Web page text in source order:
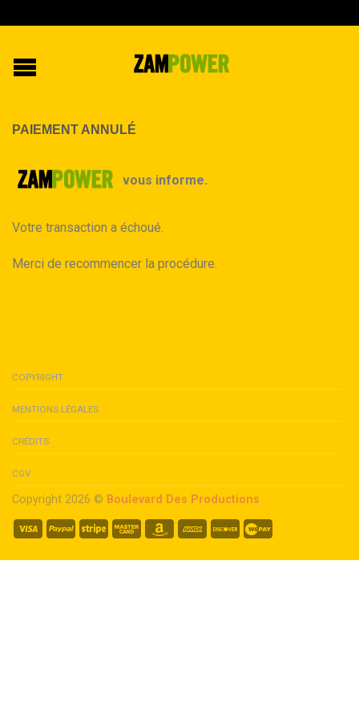
PAIEMENT ANNULÉ
vous informe.
Votre transaction a échoué.
Merci de recommencer la procédure.
COPYRIGHT
MENTIONS LÉGALES
CRÉDITS
CGV
Copyright 2026 © Boulevard Des Productions .